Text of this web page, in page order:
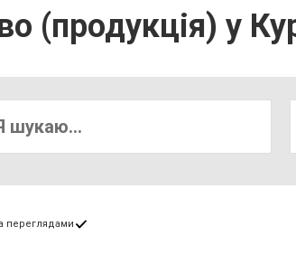
(продукція) у
переглядами